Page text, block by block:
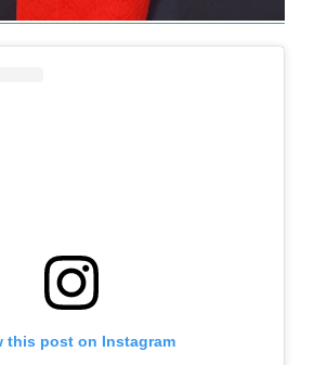
this post on Instagram